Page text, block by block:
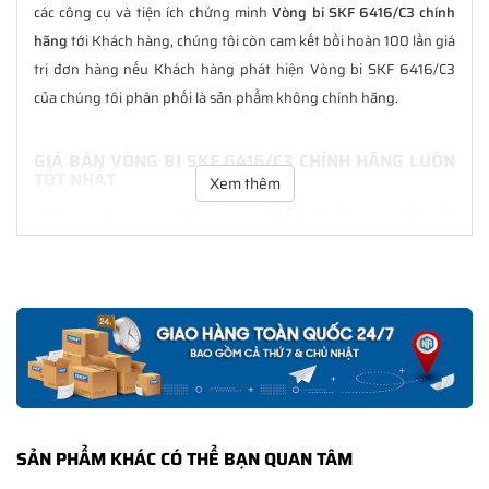
các công cụ và tiện ích chứng minhVòng bi SKF 6416/C3 chính
hãngtới Khách hàng, chúng tôi còn cam kết bồi hoàn 100 lần giá
trị đơn hàng nếu Khách hàng phát hiện Vòng bi SKF 6416/C3
của chúng tôi phân phối là sản phẩm không chính hãng.
GIÁ BÁN VÒNG BI SKF 6416/C3 CHÍNH HÃNG LUÔN
với nhiều ưu đãi kèm theo và các dịch vụ hẫu mãi sau bán hàng.
CHẾ ĐỘ BẢO HÀNH VÒNG BI SKF 6416/C3 CHÍNH
HÃNG
Tất cả các sản phẩm SKF chính hãng doSKF Ngọc Anhphân
phối đều được bảo hành chính hãng theo đúng tiêu chuẩn bảo
hành của nhà sản xuất.
Xem thêm
SẢN PHẨM KHÁC CÓ THỂ BẠN QUAN TÂM